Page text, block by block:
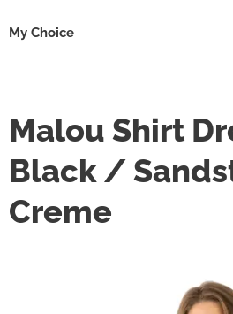
My Choice
Malou Shirt
Black /
Creme